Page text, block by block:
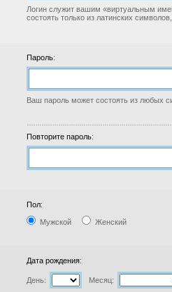
Логин служит вашим «виртуальным
состоять только из латинских
Пароль:
Ваш пароль может состоять из любых
Повторите пароль:
Пол:
Мужской Женский
Дата рождения:
День: Месяц: